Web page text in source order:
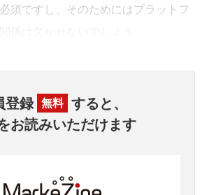
須ですし、そのためにはプラットフ
登録 無料 すると、
お読みいただけます